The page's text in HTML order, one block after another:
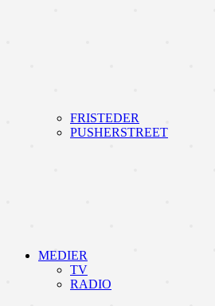
FRISTEDER
PUSHERSTREET
MEDIER
TV
RADIO